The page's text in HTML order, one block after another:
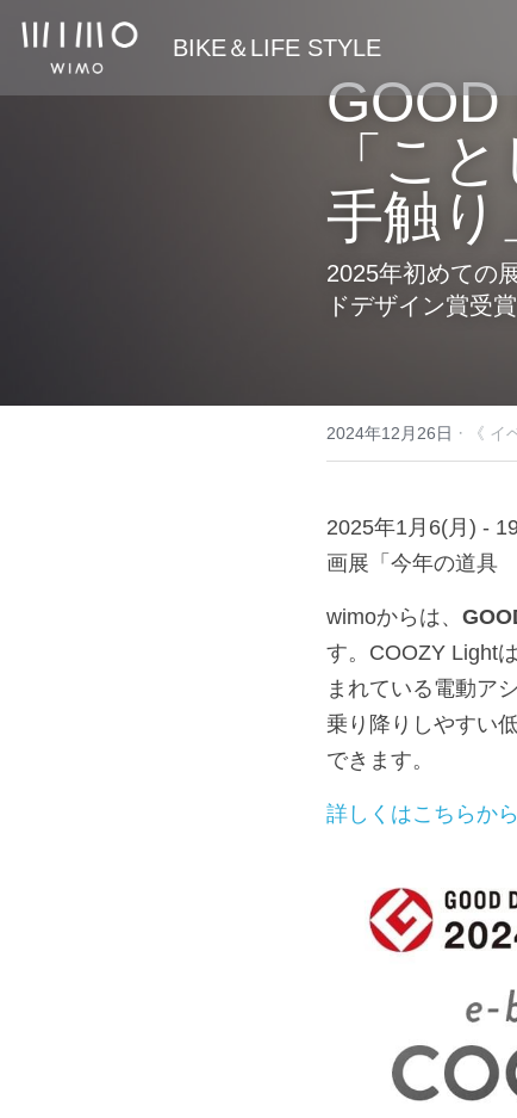
BIKE＆LIFE STYLE
GOOD
「こ
手触り
2025年初めての
ドデザイン賞受
2024年12月26日 · 《 イ
2025年1月6(月) -
画展「今年の道具
wimoからは、
す。COOZY Light
まれている電動ア
乗り降りしやすい
できます。
詳しくはこちらから